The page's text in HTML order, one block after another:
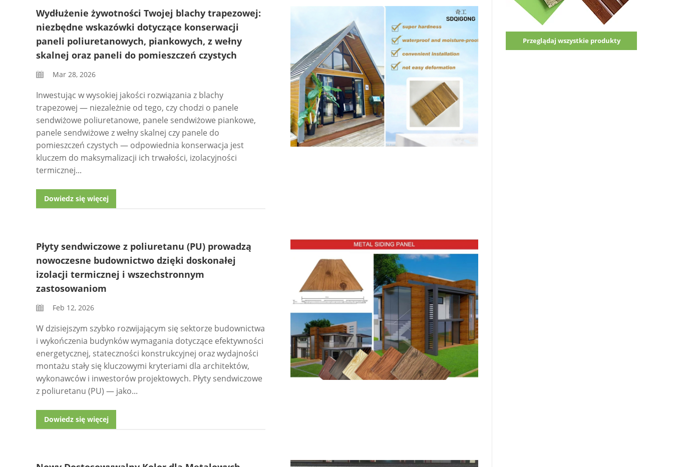
Wydłużenie żywotności Twojej blachy trapezowej:
niezbędne wskazówki dotyczące konserwacji
paneli poliuretanowych, piankowych, z wełny
skalnej oraz paneli do pomieszczeń czystych
Mar 28, 2026
Inwestując w wysokiej jakości rozwiązania z blachy
trapezowej — niezależnie od tego, czy chodzi o panele
sendwiżowe poliuretanowe, panele sendwiżowe piankowe,
panele sendwiżowe z wełny skalnej czy panele do
pomieszczeń czystych — odpowiednia konserwacja jest
kluczem do maksymalizacji ich trwałości, izolacyjności
termicznej...
Dowiedz się więcej
Płyty sendwiczowe z poliuretanu (PU) prowadzą
nowoczesne budownictwo dzięki doskonałej
izolacji termicznej i wszechstronnym
zastosowaniom
Feb 12, 2026
W dzisiejszym szybko rozwijającym się sektorze budownictwa
i wykończenia budynków wymagania dotyczące efektywności
energetycznej, stateczności konstrukcyjnej oraz wydajności
montażu stały się kluczowymi kryteriami dla architektów,
wykonawców i inwestorów projektowych. Płyty sendwiczowe
z poliuretanu (PU) — jako...
Dowiedz się więcej
Przeglądaj wszystkie produkty